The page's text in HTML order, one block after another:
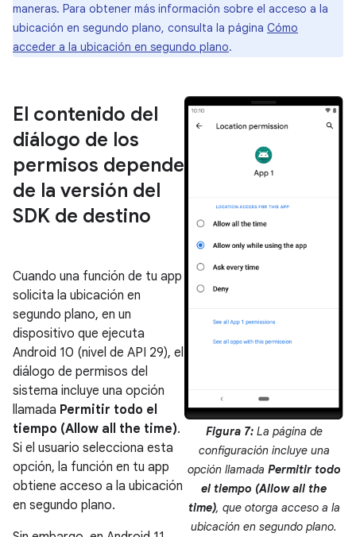
maneras. Para obtener más información sobre el acceso a la
ubicación en segundo plano, consulta la página Cómo
acceder a la ubicación en segundo plano.
Figura 7:La página de
configuración incluye una
opción llamada Permitir todo
el tiempo (Allow all the
time), que otorga acceso a la
ubicación en segundo plano.
El contenido del
diálogo de los
permisos depende
de la versión del
SDK de destino
Cuando una función de tu app
solicita la ubicación en
segundo plano, en un
dispositivo que ejecuta
Android 10 (nivel de API 29), el
diálogo de permisos del
sistema incluye una opción
llamada Permitir todo el
tiempo (Allow all the time).
Si el usuario selecciona esta
opción, la función en tu app
obtiene acceso a la ubicación
en segundo plano.